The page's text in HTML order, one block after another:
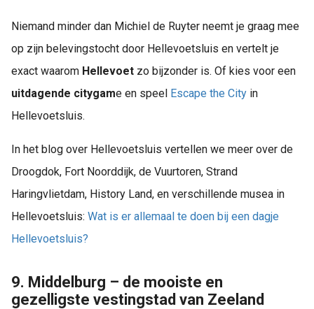
Niemand minder dan Michiel de Ruyter neemt je graag mee
op zijn belevingstocht door Hellevoetsluis en vertelt je
exact waarom Hellevoet zo bijzonder is. Of kies voor een
uitdagende citygame en speel Escape the City in
Hellevoetsluis.
In het blog over Hellevoetsluis vertellen we meer over de
Droogdok, Fort Noorddijk, de Vuurtoren, Strand
Haringvlietdam, History Land, en verschillende musea in
Hellevoetsluis: Wat is er allemaal te doen bij een dagje
Hellevoetsluis?
9. Middelburg – de mooiste en
gezelligste vestingstad van Zeeland